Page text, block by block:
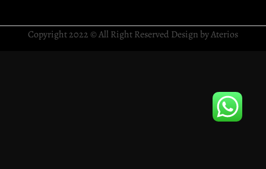
Copyright 2022 © All Right Reserved Design by Aterios